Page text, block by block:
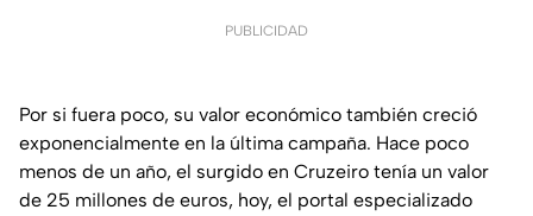
PUBLICIDAD
Por si fuera poco, su valor económico también creció
exponencialmente en la última campaña. Hace poco
menos de un año, el surgido en Cruzeiro tenía un valor
de 25 millones de euros, hoy, el portal especializado